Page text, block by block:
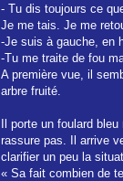
- Tu dis toujours ce
Je me tais. Je me
-Je suis à gauche, en
-Tu me traite de fou
A première vue, il
arbre fruité.
Il porte un foulard
rassure pas. Il arrive
clarifier un peu la
« Sa fait combien de